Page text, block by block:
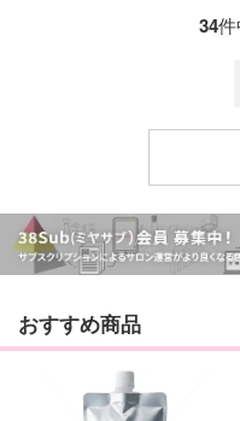
34件
おすすめ商品